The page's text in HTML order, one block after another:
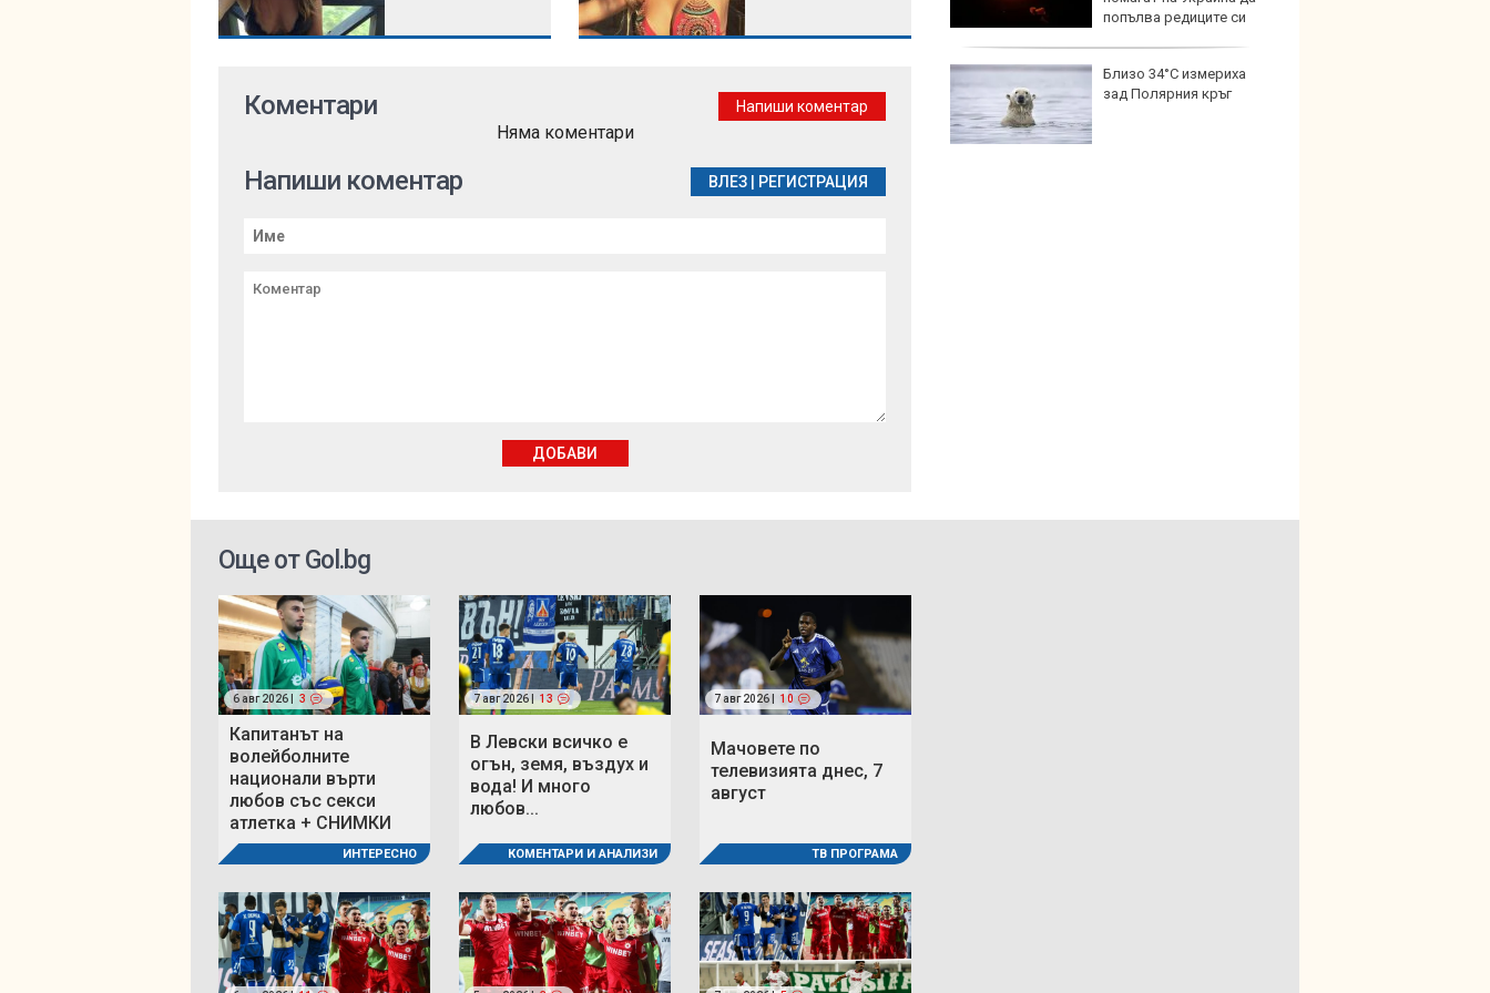
попълва редиците си
Близо 34°C измериха
зад Полярния кръг
Коментари Напиши коментар
Няма коментари
Напиши коментар ВЛЕЗ РЕГИСТРАЦИЯ
ДОБАВИ
Още от Gol.bg
6 авг 2026 | 3
Капитанът на
волейболните
национали върти
любов със секси
атлетка + СНИМКИ
ИНТЕРЕСНО
7 авг 2026 | 13
В Левски всичко е
огън, земя, въздух и
вода! И много
любов...
КОМЕНТАРИ И АНАЛИЗИ
7 авг 2026 | 10
Мачовете по
телевизията днес, 7
август
ТВ ПРОГРАМА